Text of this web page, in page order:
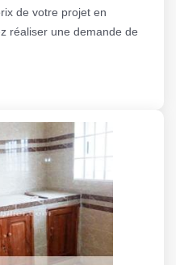
de votre projet en
réaliser une demande de